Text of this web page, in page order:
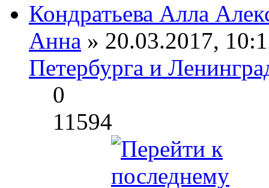
Кондратьева Алла
Анна » 20.03.2017,
Петербурга и
0
11594